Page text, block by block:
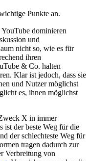
Punkte an.
dominieren
und
nicht so, wie es für
ihren
& Co. halten
Klar ist jedoch, dass sie
und Nutzer möglichst
es, ihnen möglichst
X in immer
ist der beste Weg für die
der schlechteste Weg für
tragen dadurch zur
Verbreitung von